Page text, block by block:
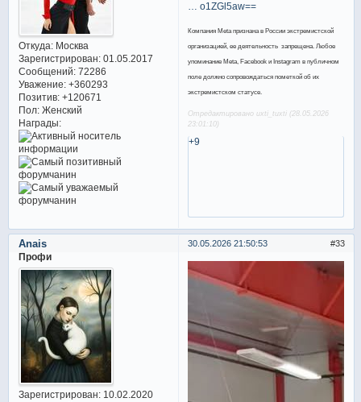
Откуда:Москва
Зарегистрирован: 01.05.2017
Сообщений:72286
Уважение: +360293
Позитив: +120671
Пол:Женский
Награды:
… o1ZGl5aw==
Компания Meta признана в России экстремистской
организацией, ее деятельность запрещена. Любое
упоминание Meta, Facebook и Instagram в публичном
поле должно сопровождаться пометкой об их
экстремистском статусе.
Отредактировано uxti_tuxti (28.05.2026
23:01:10)
+9
33
30.05.2026 21:50:53
Anais
Профи
Зарегистрирован: 10.02.2020